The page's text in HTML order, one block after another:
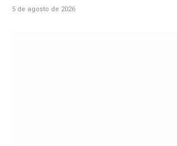
5 de agosto de 2026